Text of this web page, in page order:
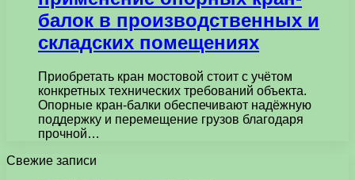
балок в производственных и
складских помещениях
Приобретать кран мостовой стоит с учётом
конкретных технических требований объекта.
Опорные кран-балки обеспечивают надёжную
поддержку и перемещение грузов благодаря
прочной…
Свежие записи